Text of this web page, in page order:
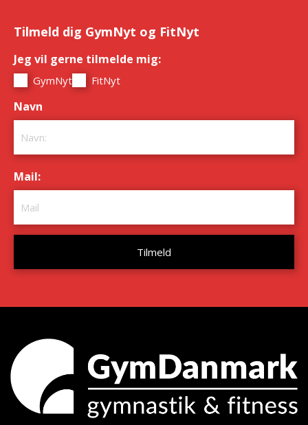
Tilmeld dig GymNyt og FitNyt
Jeg vil gerne tilmelde mig:
GymNyt FitNyt
Navn
Mail: